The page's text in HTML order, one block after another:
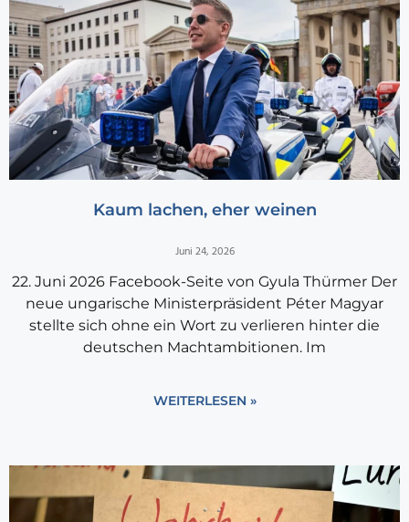
Kaum lachen, eher weinen
Juni 24, 2026
22. Juni 2026 Facebook-Seite von Gyula Thürmer Der
neue ungarische Ministerpräsident Péter Magyar
stellte sich ohne ein Wort zu verlieren hinter die
deutschen Machtambitionen. Im
WEITERLESEN »